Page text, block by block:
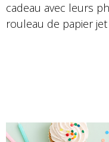
cadeau avec leurs
rouleau de papier